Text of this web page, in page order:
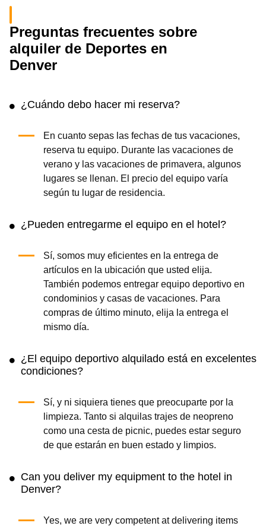
Preguntas frecuentes sobre
alquiler de Deportes en
Denver
¿Cuándo debo hacer mi reserva?
En cuanto sepas las fechas de tus vacaciones,
reserva tu equipo. Durante las vacaciones de
verano y las vacaciones de primavera, algunos
lugares se llenan. El precio del equipo varía
según tu lugar de residencia.
¿Pueden entregarme el equipo en el hotel?
Sí, somos muy eficientes en la entrega de
artículos en la ubicación que usted elija.
También podemos entregar equipo deportivo en
condominios y casas de vacaciones. Para
compras de último minuto, elija la entrega el
mismo día.
¿El equipo deportivo alquilado está en excelentes
condiciones?
Sí, y ni siquiera tienes que preocuparte por la
limpieza. Tanto si alquilas trajes de neopreno
como una cesta de picnic, puedes estar seguro
de que estarán en buen estado y limpios.
Can you deliver my equipment to the hotel in
Denver?
Yes, we are very competent at delivering items